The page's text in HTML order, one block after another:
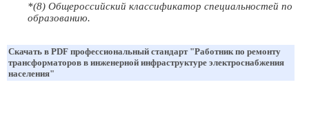
*(8) Общероссийский классификатор специальностей по
образованию.
Скачать в PDF профессиональный стандарт "Работник по ремонту
трансформаторов в инженерной инфраструктуре электроснабжения
населения"